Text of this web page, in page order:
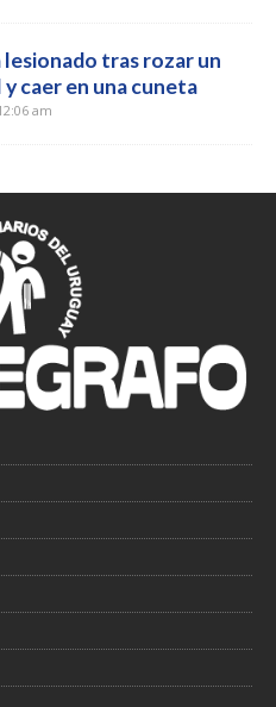
tras rozar un
caer en una cuneta
am